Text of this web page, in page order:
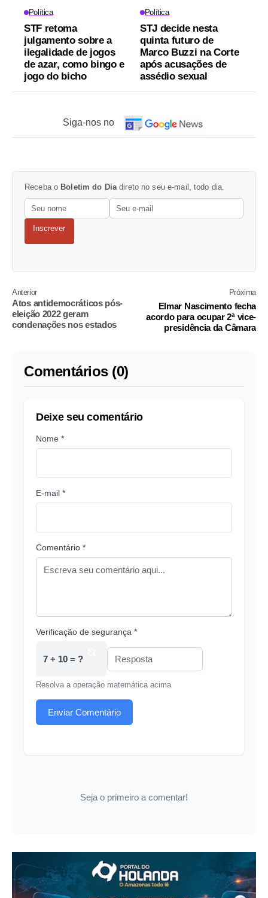
Política
STF retoma
julgamento sobre a
ilegalidade de jogos
de azar, como bingo e
jogo do bicho
Política
STJ decide nesta
quinta futuro de
Marco Buzzi na Corte
após acusações de
assédio sexual
Siga-nos no
Receba o Boletim do Dia direto no seu e-mail, todo dia.
Inscrever
Anterior
Atos antidemocráticos pós-
eleição 2022 geram
condenações nos estados
Próxima
Elmar Nascimento fecha
acordo para ocupar 2ª vice-
presidência da Câmara
Comentários (0)
Deixe seu comentário
Nome *
E-mail *
Comentário *
Verificação de segurança *
7 + 10 = ?
Resolva a operação matemática acima
Enviar Comentário
Seja o primeiro a comentar!